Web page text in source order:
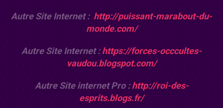
Autre Site Internet : http://puissant-marabout-du-
monde.com/
Autre Site Internet :https://forces-occcultes-
vaudou.blogspot.com/
Autre Site internet Pro :http://roi-des-
esprits.blogs.fr/